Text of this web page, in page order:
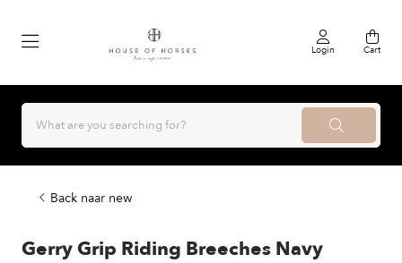
Login Cart
Back naar new
Gerry Grip Riding Breeches Navy